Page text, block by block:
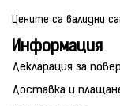
Цените са валидни
Информация
Декларация за
Доставка и